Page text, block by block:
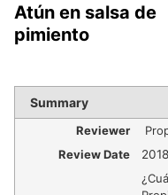
Atún en salsa de
pimiento
Summary
Reviewer
Review Date